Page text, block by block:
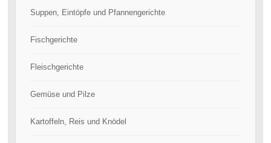
Suppen, Eintöpfe und Pfannengerichte
Fischgerichte
Fleischgerichte
Gemüse und Pilze
Kartoffeln, Reis und Knödel